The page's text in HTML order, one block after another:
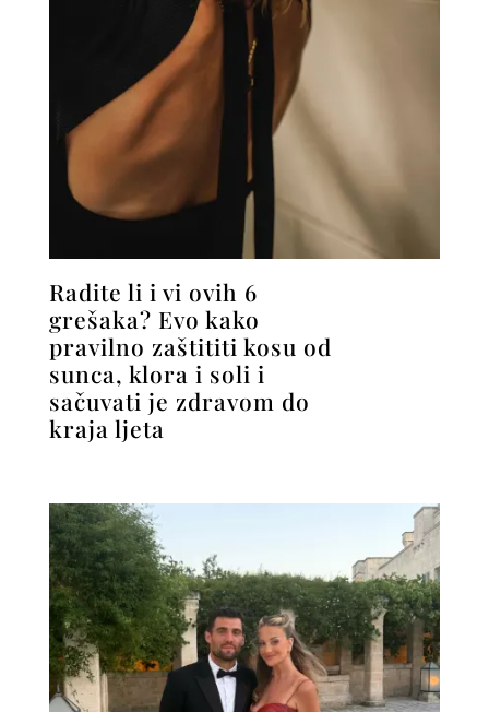
Radite li i vi ovih 6
grešaka? Evo kako
pravilno zaštititi kosu od
sunca, klora i soli i
sačuvati je zdravom do
kraja ljeta